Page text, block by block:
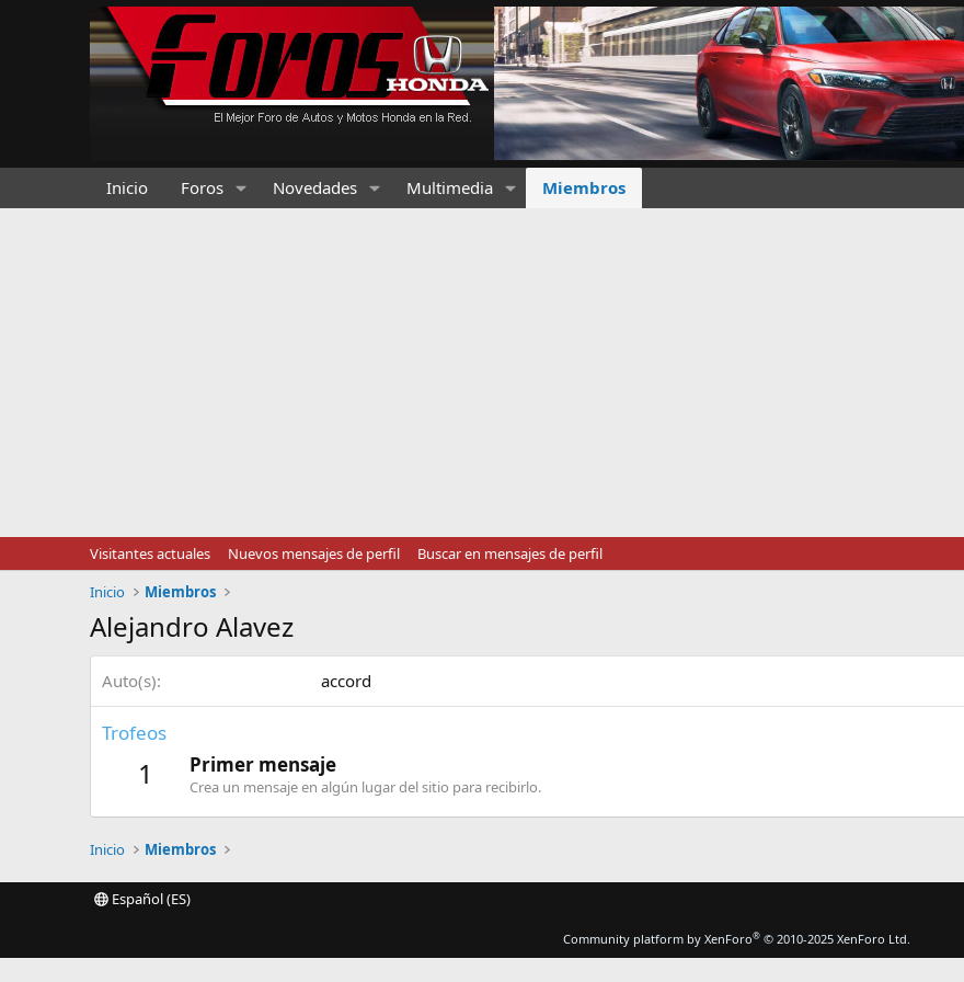
Inicio Foros Novedades Multimedia Miembros
Visitantes actuales Nuevos mensajes de perfil
Buscar en mensajes de perfil
Inicio
Miembros
Alejandro Alavez
Auto(s) accord
Trofeos
1 Primer mensaje
Crea un mensaje en algún lugar del sitio para recibirlo.
Inicio Miembros
Español (ES)
Community platform by XenForo® © 2010-2025 XenForo Ltd.